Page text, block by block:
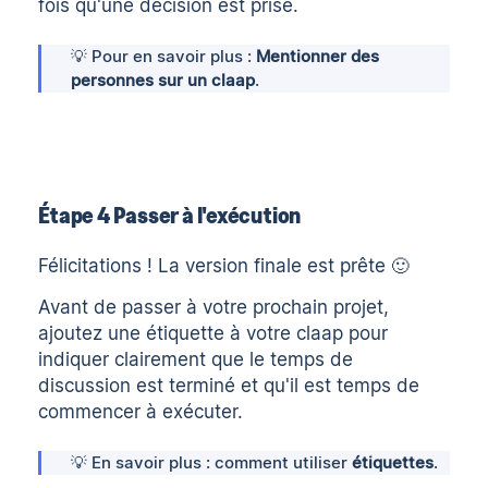
fois qu'une décision est prise.
💡 Pour en savoir plus : Mentionner des
personnes sur un claap.
Étape 4 Passer à l'exécution
Félicitations ! La version finale est prête 🙂
Avant de passer à votre prochain projet,
ajoutez une étiquette à votre claap pour
indiquer clairement que le temps de
discussion est terminé et qu'il est temps de
commencer à exécuter.
💡 En savoir plus : comment utiliser étiquettes.